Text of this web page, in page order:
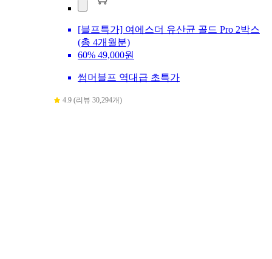
[블프특가] 여에스더 유산균 골드 Pro 2박스
(총 4개월분)
60% 49,000원
썸머블프 역대급 초특가
4.9 (리뷰 30,294개)